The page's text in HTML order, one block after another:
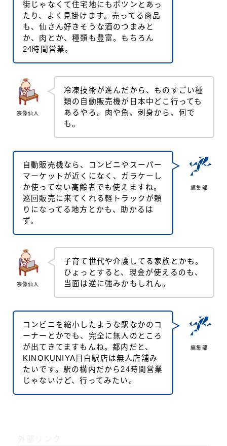
街じゃなくて住宅地にもポツンとあっ
たり、よく見掛けます。売ってる商品
も、仙さん好きそうな酒のつまみと
か、肉とか、種類も豊富。もちろん
24時間営業。
宗像仙人
冷凍技術が進んだから、ものすごい種
類の自動販売機が日本中どこ行っても
あるやろ。肉や魚、刺身から、何で
も。
編集部
自動販売機なら、コンビニやスーパー
マーケットが近くになく、ガラケーし
か使ってない高齢者でも使えますね。
巡回販売に来てくれる軽トラックが頼
りになってる地方とかも、助かるは
ず。
宗像仙人
子育て世代や介護してる家族とかも。
ひょっとすると、現金が使えるのも、
当面は逆に強みかもしれん。
編集部
コンビニを縮小したような駅なかのコ
ーナーとかでも、完全に無人のところ
が出てきてますもんね。都内だと、
KINOKUNIYA目白駅店は無人店舗み
たいです。駅の構内だから24時間営業
じゃないけど、行ってみたい。